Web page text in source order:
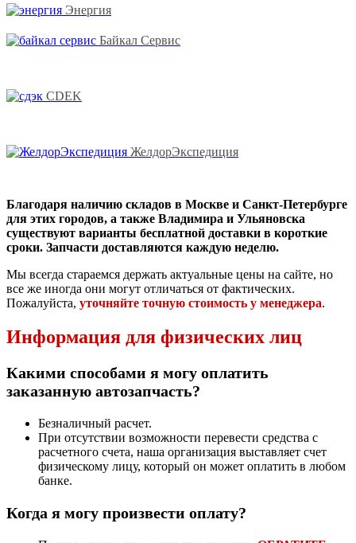
Энергия
Байкал Сервис
CDEK
ЖелдорЭкспедиция
Благодаря наличию складов в Москве и Санкт-Петербурге
для этих городов, а также Владимира и Ульяновска
существуют варианты бесплатной доставки в короткие
сроки. Запчасти доставляются каждую неделю.
Мы всегда стараемся держать актуальные цены на сайте, но
все же иногда они могут отличаться от фактических.
Пожалуйста, уточняйте точную стоимость у менеджера.
Информация для физических лиц
Какими способами я могу оплатить
заказанную автозапчасть?
Безналичный расчет.
При отсутствии возможности перевести средства с
расчетного счета, наша организация выставляет счет
физическому лицу, который он может оплатить в любом
банке.
Когда я могу произвести оплату?